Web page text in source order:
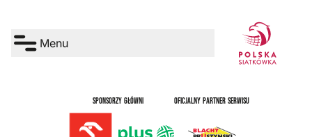
Menu
SPONSORZY GŁÓWNI OFICJALNY PARTNER SERWISU